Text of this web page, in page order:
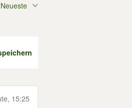
Neueste
15:25